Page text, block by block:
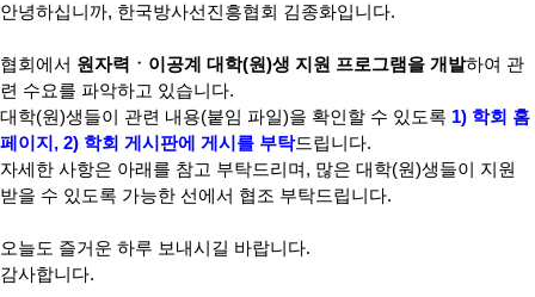
안녕하십니까, 한국방사선진흥협회 김종화입니다.
협회에서 원자력ㆍ이공계 대학(원)생 지원 프로그램을 개발하여 관
련 수요를 파악하고 있습니다.
대학(원)생들이 관련 내용(붙임 파일)을 확인할 수 있도록 1) 학회 홈
페이지, 2) 학회 게시판에 게시를 부탁드립니다.
자세한 사항은 아래를 참고 부탁드리며, 많은 대학(원)생들이 지원
받을 수 있도록 가능한 선에서 협조 부탁드립니다.
오늘도 즐거운 하루 보내시길 바랍니다.
감사합니다.